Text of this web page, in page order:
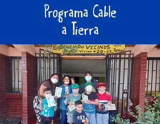
Programa Cable
a Tierra